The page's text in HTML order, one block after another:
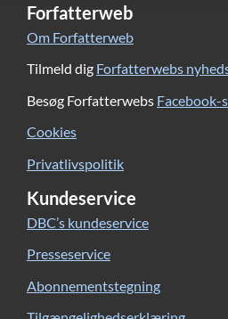
Forfatterweb
Om Forfatterweb
Tilmeld dig Forfatterwebs
Besøg Forfatterwebs Facebook-
Cookies
Privatlivspolitik
Kundeservice
DBC’s kundeservice
Presseservice
Abonnementstegning